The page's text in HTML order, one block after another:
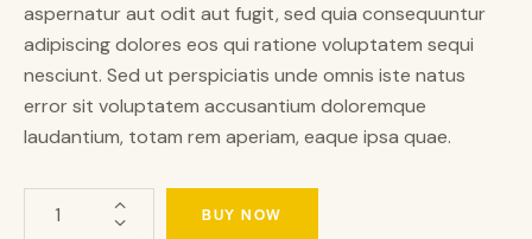
aspernatur aut odit aut fugit, sed quia consequuntur
adipiscing dolores eos qui ratione voluptatem sequi
nesciunt. Sed ut perspiciatis unde omnis iste natus
error sit voluptatem accusantium doloremque
laudantium, totam rem aperiam, eaque ipsa quae.
BUY NOW